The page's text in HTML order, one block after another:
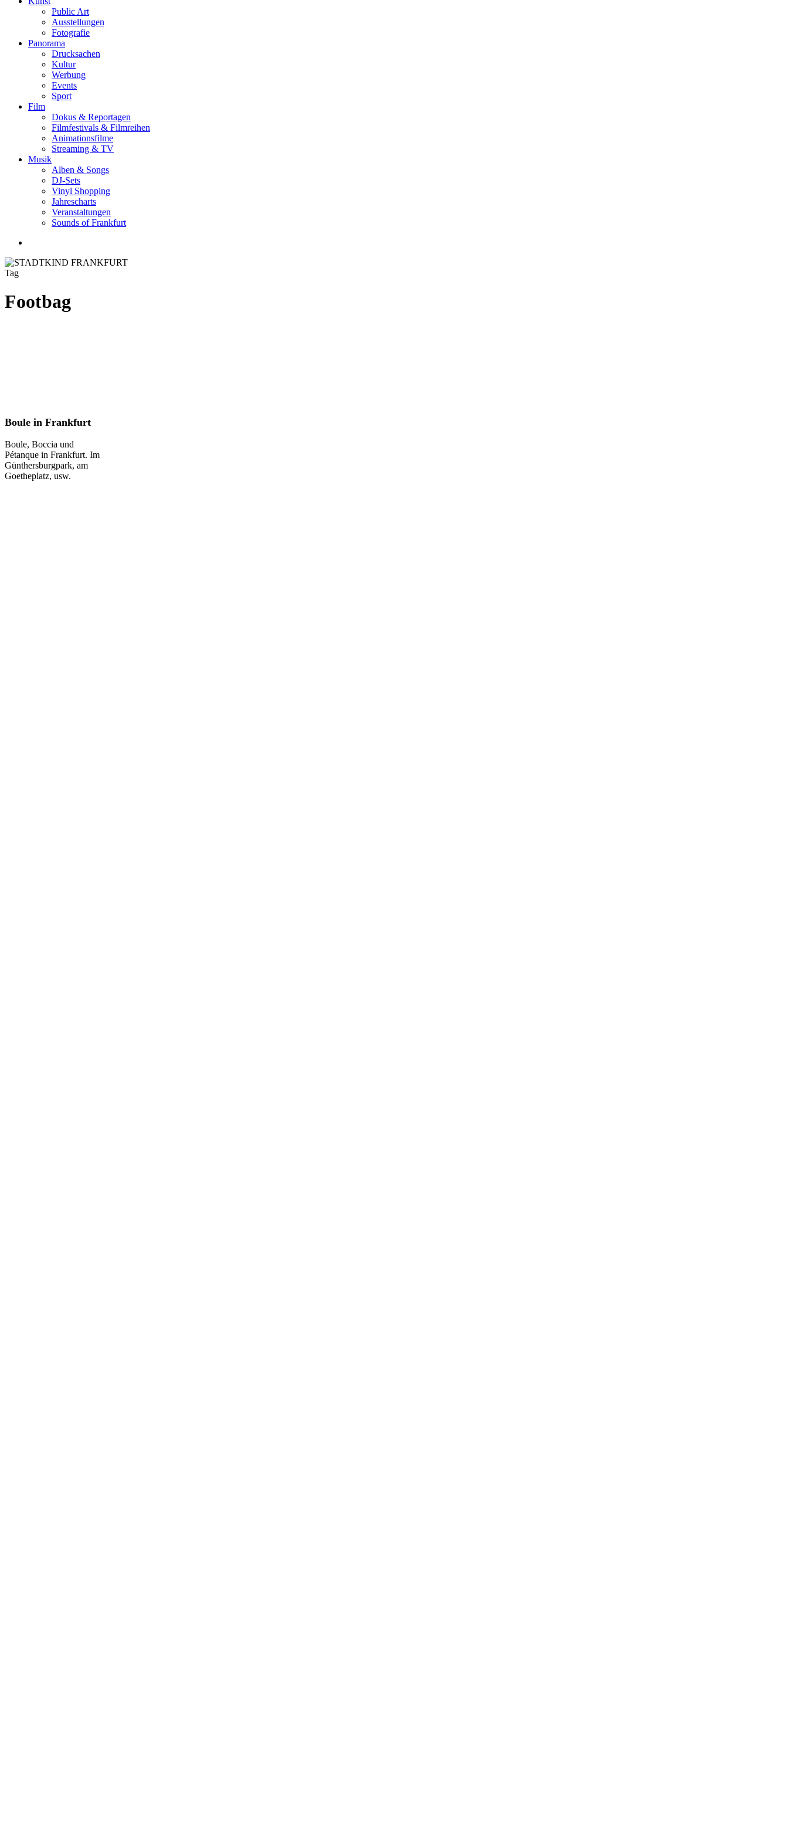
Public Art
Ausstellungen
Fotografie
Panorama
Drucksachen
Kultur
Werbung
Events
Sport
Film
Dokus & Reportagen
Filmfestivals & Filmreihen
Animationsfilme
Streaming & TV
Musik
Alben & Songs
DJ-Sets
Vinyl Shopping
Jahrescharts
Veranstaltungen
Sounds of Frankfurt
Tag
Footbag
Boule
Frankfurt
Boule in Frankfurt
Boule, Boccia und
Pétanque in Frankfurt. Im
Günthersburgpark, am
Goetheplatz, usw.